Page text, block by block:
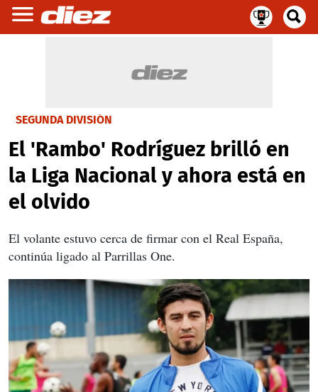
SEGUNDA DIVISIÓN
El 'Rambo' Rodríguez brilló en
la Liga Nacional y ahora está en
el olvido
El volante estuvo cerca de firmar con el Real España,
continúa ligado al Parrillas One.